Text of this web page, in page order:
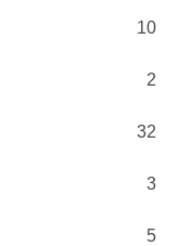
10
2
32
3
5